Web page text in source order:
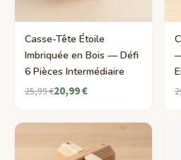
Casse-Tête Étoile
Imbriquée en Bois — Défi
6 Pièces Intermédiaire
25,99 €20,99 €